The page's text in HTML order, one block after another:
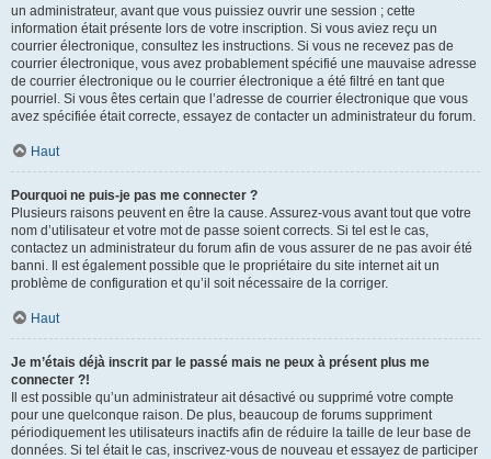
un administrateur, avant que vous puissiez ouvrir une session ; cette
information était présente lors de votre inscription. Si vous aviez reçu un
courrier électronique, consultez les instructions. Si vous ne recevez pas de
courrier électronique, vous avez probablement spécifié une mauvaise adresse
de courrier électronique ou le courrier électronique a été filtré en tant que
pourriel. Si vous êtes certain que l’adresse de courrier électronique que vous
avez spécifiée était correcte, essayez de contacter un administrateur du forum.
Haut
Pourquoi ne puis-je pas me connecter ?
Plusieurs raisons peuvent en être la cause. Assurez-vous avant tout que votre
nom d’utilisateur et votre mot de passe soient corrects. Si tel est le cas,
contactez un administrateur du forum afin de vous assurer de ne pas avoir été
banni. Il est également possible que le propriétaire du site internet ait un
problème de configuration et qu’il soit nécessaire de la corriger.
Haut
Je m’étais déjà inscrit par le passé mais ne peux à présent plus me
connecter ?!
Il est possible qu’un administrateur ait désactivé ou supprimé votre compte
pour une quelconque raison. De plus, beaucoup de forums suppriment
périodiquement les utilisateurs inactifs afin de réduire la taille de leur base de
données. Si tel était le cas, inscrivez-vous de nouveau et essayez de participer